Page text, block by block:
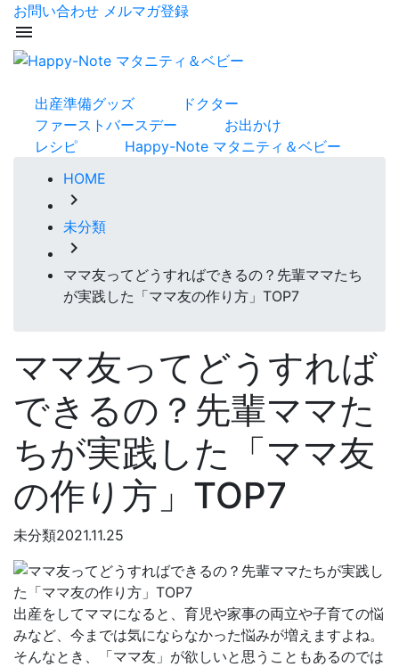
お問い合わせ メルマガ登録
menu
出産準備グッズ
ドクター
ファーストバースデー
お出かけ
レシピ
Happy-Note マタニティ＆ベビー
HOME
chevron_right
未分類
chevron_right
ママ友ってどうすればできるの？先輩ママたち
が実践した「ママ友の作り方」TOP7
ママ友ってどうすれば
できるの？先輩ママた
ちが実践した「ママ友
の作り方」TOP7
未分類2021.11.25
出産をしてママになると、育児や家事の両立や子育ての悩
みなど、今までは気にならなかった悩みが増えますよね。
そんなとき、「ママ友」が欲しいと思うこともあるのでは